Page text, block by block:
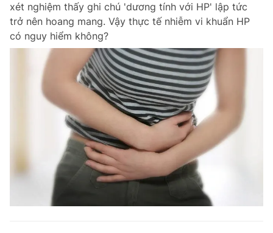
xét nghiệm thấy ghi chú 'dương tính với HP' lập tức
trở nên hoang mang. Vậy thực tế nhiễm vi khuẩn HP
có nguy hiểm không?